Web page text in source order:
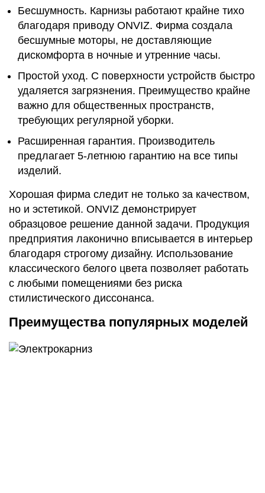
Бесшумность. Карнизы работают крайне тихо
благодаря приводу ONVIZ. Фирма создала
бесшумные моторы, не доставляющие
дискомфорта в ночные и утренние часы.
Простой уход. С поверхности устройств быстро
удаляется загрязнения. Преимущество крайне
важно для общественных пространств,
требующих регулярной уборки.
Расширенная гарантия. Производитель
предлагает 5-летнюю гарантию на все типы
изделий.
Хорошая фирма следит не только за качеством,
но и эстетикой. ONVIZ демонстрирует
образцовое решение данной задачи. Продукция
предприятия лаконично вписывается в интерьер
благодаря строгому дизайну. Использование
классического белого цвета позволяет работать
с любыми помещениями без риска
стилистического диссонанса.
Преимущества популярных моделей